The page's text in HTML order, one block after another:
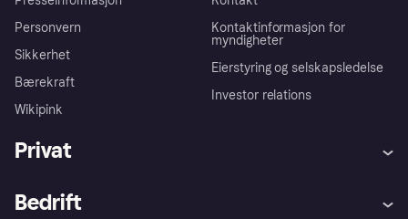
Personvern
Sikkerhet
Bærekraft
Wikipink
Kontaktinformasjon for
myndigheter
Eierstyring og selskapsledelse
Investor relations
Privat
Bedrift